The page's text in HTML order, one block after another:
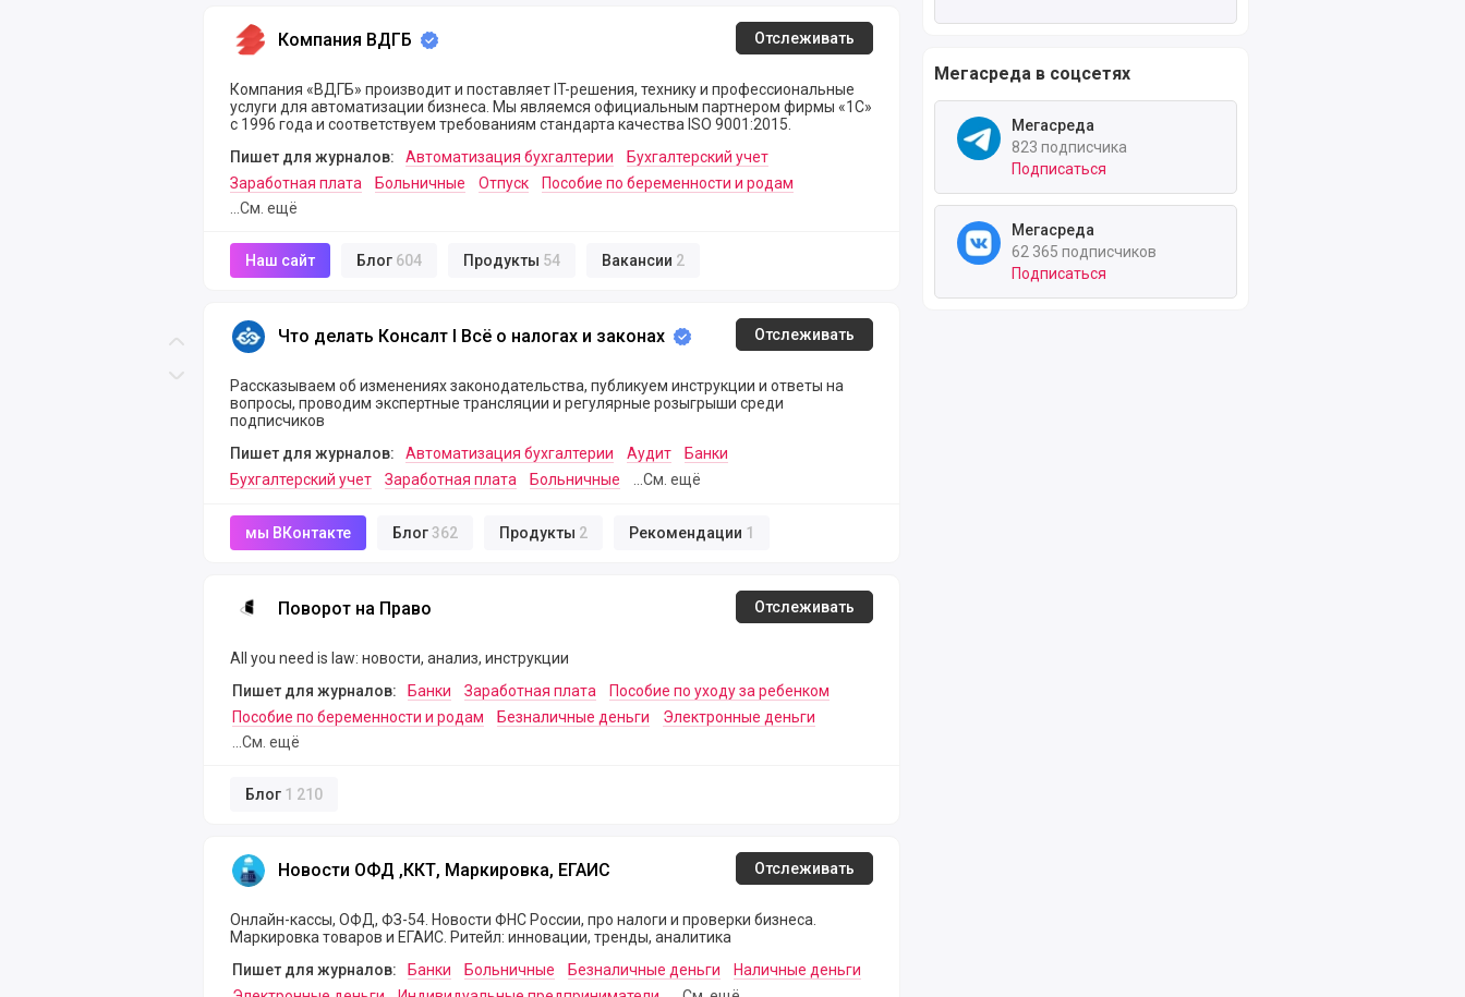
Скролл вниз
Компания ВДГБ
Компания ВДГБ Отслеживать
Компания «ВДГБ» производит и поставляет IT-решения, технику и профессиональные
услуги для автоматизации бизнеса. Мы являемся официальным партнером фирмы «1C»
с 1996 года и соответствуем требованиям стандарта качества ISO 9001:2015.
Пишет для журналов:
Автоматизация бухгалтерии
Бухгалтерский учет
Заработная плата
Больничные Отпуск
Пособие по беременности и родам
...См. ещё
Наш сайт Блог 604 Продукты 54 Вакансии 2
Что делать Консалт I Всё о налогах и законах
Что делать Консалт I Всё о налогах и законах Отслеживать
Рассказываем об изменениях законодательства, публикуем инструкции и ответы на
вопросы, проводим экспертные трансляции и регулярные розыгрыши среди
подписчиков
Пишет для журналов:
Автоматизация бухгалтерии Аудит
Банки
Бухгалтерский учет
Заработная плата Больничные ...См. ещё
мы ВКонтакте Блог362 Продукты 2 Рекомендации 1
Поворот на Право
Поворот на Право Отслеживать
All you need is law: новости, анализ, инструкции
Пишет для журналов:
Банки Заработная плата
Пособие по уходу за ребенком
Пособие по беременности и родам
Безналичные деньги
Электронные деньги
...См. ещё
Блог 1 210
Новости ОФД ,ККТ, Маркировка, ЕГАИС
Новости ОФД ,ККТ, Маркировка, ЕГАИС Отслеживать
Онлайн-кассы, ОФД, ФЗ-54. Новости ФНС России, про налоги и проверки бизнеса.
Маркировка товаров и ЕГАИС. Ритейл: инновации, тренды, аналитика
Пишет для журналов:
Банки Больничные Безналичные деньги
Наличные деньги
Мегасреда в соцсетях
Мегасреда
823 подписчика
Подписаться
Мегасреда
62 365 подписчиков
Подписаться